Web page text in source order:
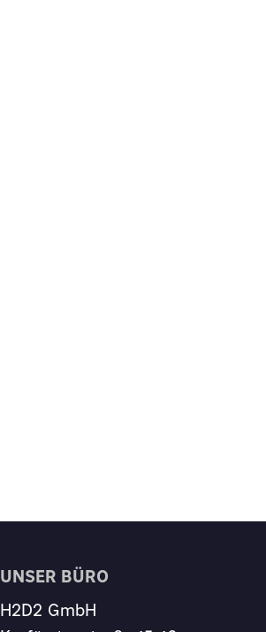
UNSER BÜRO
H2D2 GmbH